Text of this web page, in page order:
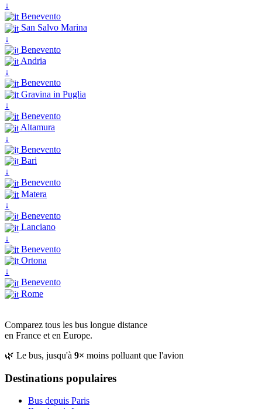
↓
Benevento
San Salvo Marina
↓
Benevento
Andria
↓
Benevento
Gravina in Puglia
↓
Benevento
Altamura
↓
Benevento
Bari
↓
Benevento
Matera
↓
Benevento
Lanciano
↓
Benevento
Ortona
↓
Benevento
Rome
Comparez tous les bus longue distance
en France et en Europe.
🌿 Le bus, jusqu'à 9× moins polluant que l'avion
Destinations populaires
Bus depuis Paris